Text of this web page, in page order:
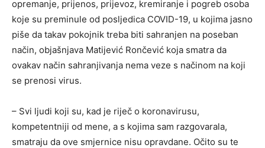
opremanje, prijenos, prijevoz, kremiranje i pogreb osoba
koje su preminule od posljedica COVID-19, u kojima jasno
piše da takav pokojnik treba biti sahranjen na poseban
način, objašnjava Matijević Rončević koja smatra da
ovakav način sahranjivanja nema veze s načinom na koji
se prenosi virus.
– Svi ljudi koji su, kad je riječ o koronavirusu,
kompetentniji od mene, a s kojima sam razgovarala,
smatraju da ove smjernice nisu opravdane. Očito su te